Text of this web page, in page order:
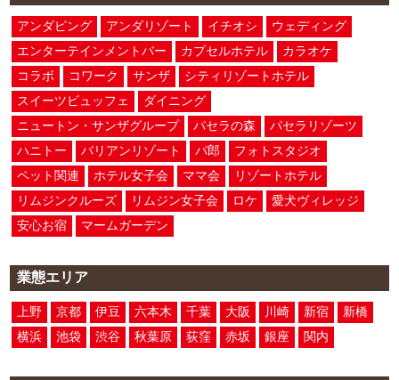
アンダピング アンダリゾート イチオシ
ウェディング
エンターテインメントバー
カプセルホテル
カラオケ
コラボ
コワーク サンザ
シティリゾートホテル
スイーツビュッフェ
ダイニング
ニュートン・サンザグループ
パセラの森
パセラリゾーツ
ハニトー
バリアンリゾート パ郎
フォトスタジオ
ペット関連
ホテル女子会 ママ会
リゾートホテル
リムジンクルーズ
リムジン女子会 ロケ
愛犬ヴィレッジ
安心お宿
マームガーデン
業態エリア
上野 京都 伊豆 六本木 千葉 大阪 川崎 新宿
新橋
横浜
池袋 渋谷 秋葉原 荻窪 赤坂 銀座 関内